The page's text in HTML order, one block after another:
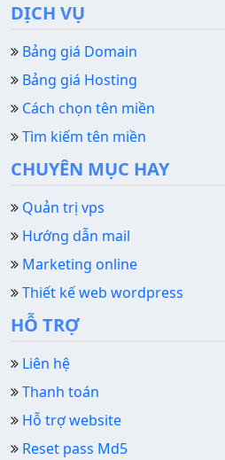
DỊCH VỤ
Bảng giá Domain
Bảng giá Hosting
Cách chọn tên miền
Tìm kiếm tên miền
CHUYÊN MỤC HAY
Quản trị vps
Hướng dẫn mail
Marketing online
Thiết kế web wordpress
HỖ TRỢ
Liên hệ
Thanh toán
Hỗ trợ website
Reset pass Md5